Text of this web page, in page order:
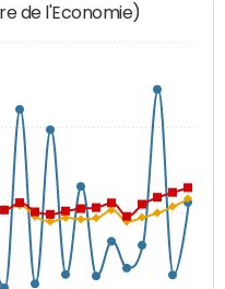
de l'Economie)